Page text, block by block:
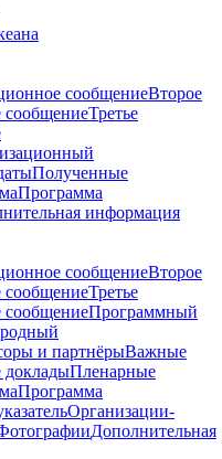
сообщениеВторое
Третье
Полученные
Программа
информация
сообщениеВторое
Третье
Программный
и партнёрыВажные
Пленарные
Программа
Организации-
Дополнительная